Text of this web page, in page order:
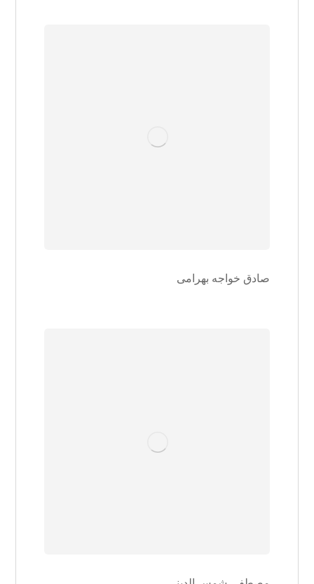
صادق خواجه بهرامی